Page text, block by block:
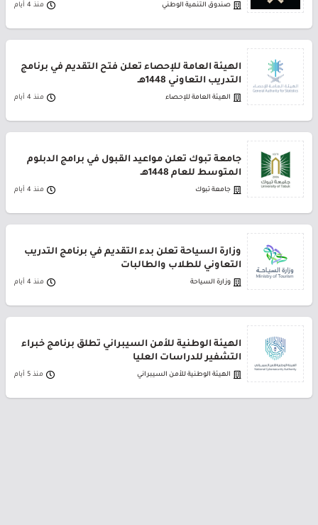
صندوق التنمية الوطني منذ 4 أيام
الهيئة العامة للإحصاء تعلن فتح التقديم في برنامج
التدريب التعاوني 1448هـ
الهيئة العامة للإحصاء منذ 4 أيام
جامعة تبوك تعلن مواعيد القبول في برامج الدبلوم
المتوسط للعام 1448هـ
جامعة تبوك منذ 4 أيام
وزارة السياحة تعلن بدء التقديم في برنامج التدريب
التعاوني للطلاب والطالبات
وزارة السياحة منذ 4 أيام
الهيئة الوطنية للأمن السيبراني تطلق برنامج خبراء
التشفير للدراسات العليا
الهيئة الوطنية للأمن السيبراني منذ 5 أيام